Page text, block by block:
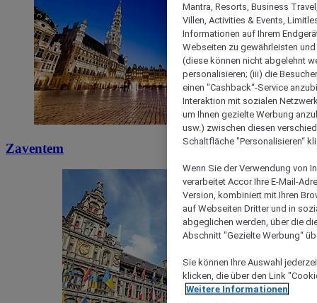
Zaventem
Mantra, Resorts, Business
Villen, Activities & Events,
Informationen auf Ihrem
Webseiten zu gewährleisten
(diese können nicht abgelehnt
personalisieren; (iii) die
einen "Cashback“-Service
Interaktion mit sozialen
um Ihnen gezielte Werbung
usw.) zwischen diesen
Schaltfläche "Personalisieren“
Wenn Sie der Verwendung von
verarbeitet Accor Ihre E-Mail-
Version, kombiniert mit Ihren
auf Webseiten Dritter und in
abgeglichen werden, über die
Abschnitt "Gezielte Werbung“
Sie können Ihre Auswahl
klicken, die über den Link
Weitere Informationen